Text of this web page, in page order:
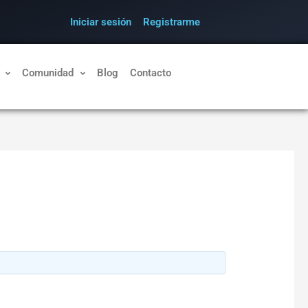
Iniciar sesión Registrarme
Comunidad Blog Contacto